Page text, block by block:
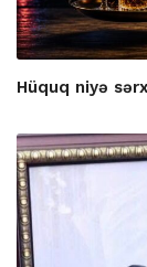
Hüquq niyə